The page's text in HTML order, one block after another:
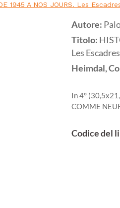
1945 A NOS JOURS. Les
Autore:
Titolo:
Les
Heimdal,
In 4°
COMME
Codice del